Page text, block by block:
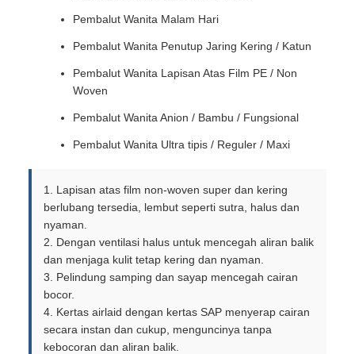
Pembalut Wanita Malam Hari
Pembalut Wanita Penutup Jaring Kering / Katun
Pembalut Wanita Lapisan Atas Film PE / Non
Woven
Pembalut Wanita Anion / Bambu / Fungsional
Pembalut Wanita Ultra tipis / Reguler / Maxi
1. Lapisan atas film non-woven super dan kering
berlubang tersedia, lembut seperti sutra, halus dan
nyaman.
2. Dengan ventilasi halus untuk mencegah aliran balik
dan menjaga kulit tetap kering dan nyaman.
3. Pelindung samping dan sayap mencegah cairan
bocor.
4. Kertas airlaid dengan kertas SAP menyerap cairan
secara instan dan cukup, menguncinya tanpa
kebocoran dan aliran balik.